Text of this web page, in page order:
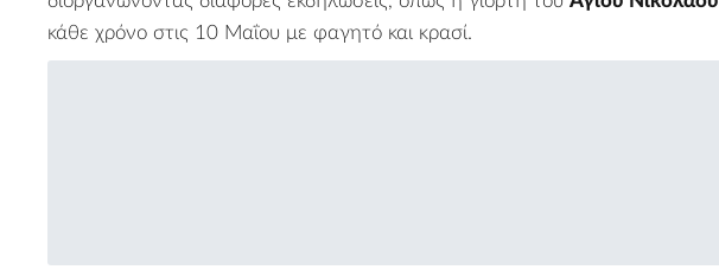
κάθε χρόνο στις 10 Μαΐου με φαγητό και κρασί.